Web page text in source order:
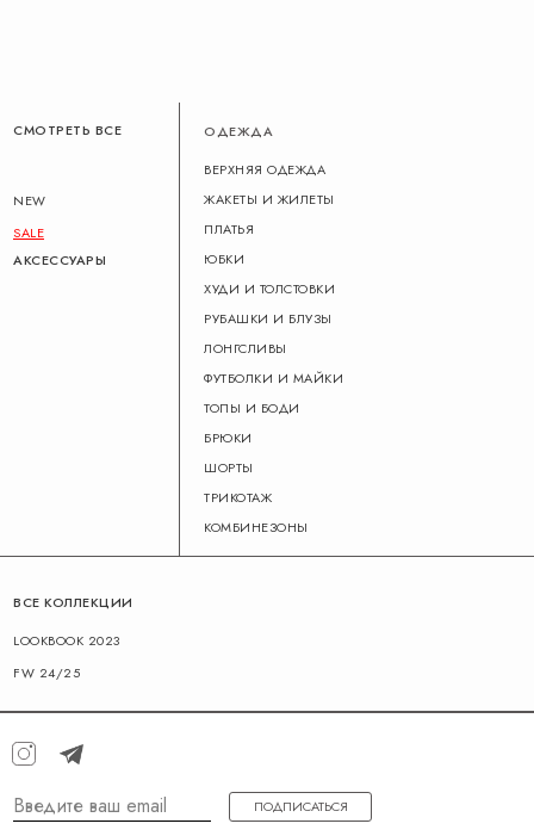
СМОТРЕТЬ ВСЕ
NEW
ОДЕЖДА
ВЕРХНЯЯ ОДЕЖДА
ЖАКЕТЫ И ЖИЛЕТЫ
ПЛАТЬЯ
ЮБКИ
РУБАШКИ И БЛУЗЫ
ЛОНГСЛИВЫ
ФУТБОЛКИ И МАЙКИ
ТОПЫ И БОДИ
БРЮКИ
ШОРТЫ
АКСЕССУАРЫ
SALE
КОМБИНЕЗОНЫ
ТРИКОТАЖ
ХУДИ И ТОЛСТОВКИ
ВСЕ КОЛЛЕКЦИИ
LOOKBOOK 2023
FW 24/25
ПОДПИСАТЬСЯ